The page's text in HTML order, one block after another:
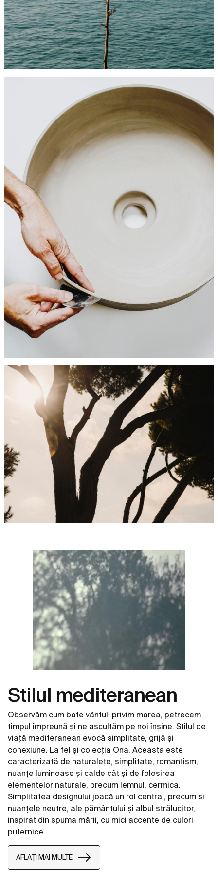
Stilul mediteranean
Observăm cum bate vântul, privim marea, petrecem
timpul împreună și ne ascultăm pe noi înșine. Stilul de
viață mediteranean evocă simplitate, grijă și
conexiune. La fel și colecția Ona. Aceasta este
caracterizată de naturalețe, simplitate, romantism,
nuanțe luminoase și calde cât și de folosirea
elementelor naturale, precum lemnul, cermica.
Simplitatea designului joacă un rol central, precum și
nuanțele neutre, ale pământului și albul strălucitor,
inspirat din spuma mării, cu mici accente de culori
puternice.
AFLAȚI MAI MULTE